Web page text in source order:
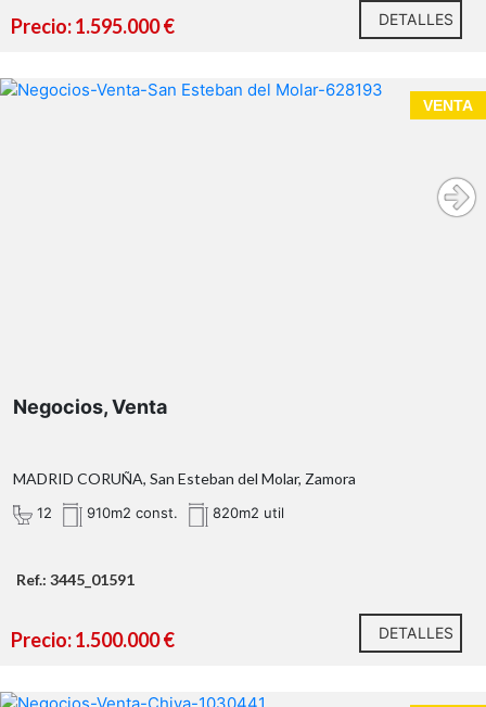
Precio: 1.595.000 € DETALLES
VENTA
Negocios, Venta
MADRID CORUÑA, San Esteban del Molar, Zamora
12 910m2 const. 820m2 util
Ref.: 3445_01591
Precio: 1.500.000 € DETALLES